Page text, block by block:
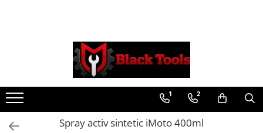
Scule Service Auto
Chei Si Truse De Chei
Chei combinate
Chei Combinate Cu Clichet
Chei Cotite
1 2
Spray activ sintetic iMoto 400ml